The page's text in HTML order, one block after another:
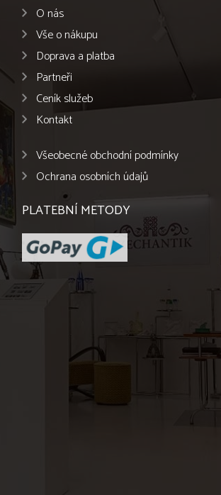
O nás
Vše o nákupu
Doprava a platba
Partneři
Ceník služeb
Kontakt
Všeobecné obchodní podmínky
Ochrana osobních údajů
PLATEBNÍ METODY